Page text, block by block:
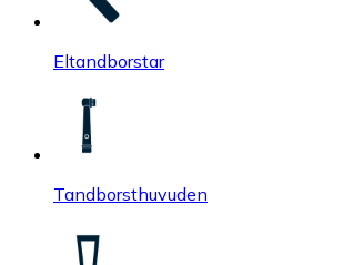
Eltandborstar
Tandborsthuvuden